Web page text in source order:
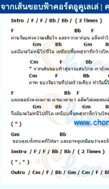
จากเส้นขอบฟ้าคอร์ดอูคูเลเล่ |